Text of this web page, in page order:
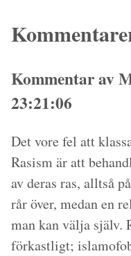
Kommentar av
23:21:06
Det vore fel att
Rasism är att
av deras ras, alltså
rår över, medan en
man kan välja själv.
förkastligt;